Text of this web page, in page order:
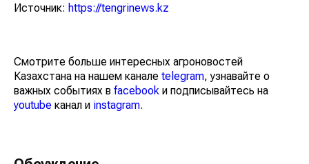
Источник: https://tengrinews.kz
Смотрите больше интересных агроновостей
Казахстана на нашем канале telegram, узнавайте о
важных событиях в facebook и подписывайтесь на
youtube канал и instagram.